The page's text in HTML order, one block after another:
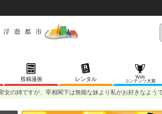
投稿漫画 レンタル
Web
コンテンツ大賞
女の姉ですが、宰相閣下は無能な妹より私がお好きなよう